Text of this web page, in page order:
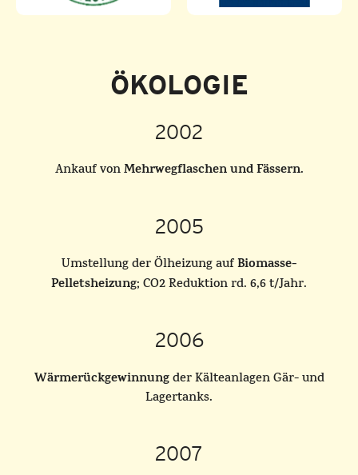
ÖKOLOGIE
2002
Ankauf vonMehrwegflaschen und Fässern.
2005
Umstellung der Ölheizung aufBiomasse-
Pelletsheizung; CO2 Reduktion rd. 6,6 t/Jahr.
2006
Wärmerückgewinnungder Kälteanlagen Gär- und
Lagertanks.
2007